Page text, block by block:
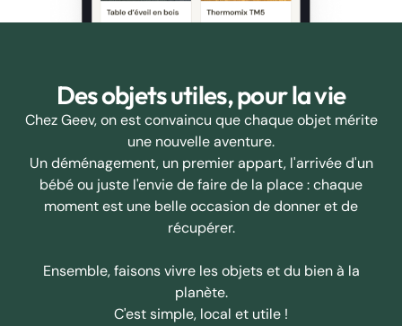
Des objets utiles, pour la vie
Chez Geev, on est convaincu que chaque objet mérite
une nouvelle aventure.
Un déménagement, un premier appart, l'arrivée d'un
bébé ou juste l'envie de faire de la place : chaque
moment est une belle occasion de donner et de
récupérer.
Ensemble, faisons vivre les objets et du bien à la
planète.
C'est simple, local et utile !